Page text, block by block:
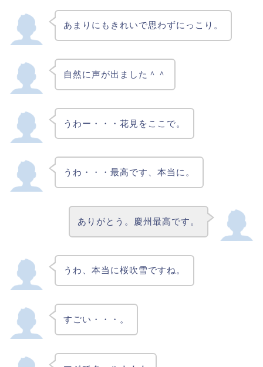
あまりにもきれいで思わずにっこり。
自然に声が出ました＾＾
うわー・・・花見をここで。
うわ・・・最高です、本当に。
ありがとう。慶州最高です。
うわ、本当に桜吹雪ですね。
すごい・・・。